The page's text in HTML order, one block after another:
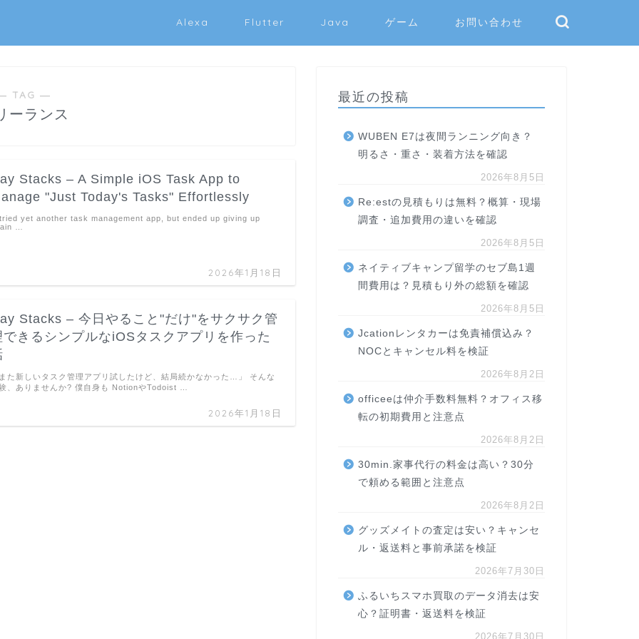
Alexa Flutter Java ゲーム お問い合わせ
TAG ―
ーランス
Stacks – A Simple iOS Task App to
"Just Today's Tasks" Effortlessly
2026年1月18日
yet another task management app, but ended up giving up
…
Stacks – 今日やること"だけ"をサクサク管
できるシンプルなiOSタスクアプリを作った
2026年1月18日
た新しいタスク管理アプリ試したけど、結局続かなかった…」 そんな
、ありませんか? 僕自身も NotionやTodoist …
最近の投稿
WUBEN E7は夜間ランニング向き？
明るさ・重さ・装着方法を確認
2026年8月5日
Re:estの見積もりは無料？概算・現場
調査・追加費用の違いを確認
2026年8月5日
ネイティブキャンプ留学のセブ島1週
間費用は？見積もり外の総額を確認
2026年8月5日
Jcationレンタカーは免責補償込み？
NOCとキャンセル料を検証
2026年8月2日
officeeは仲介手数料無料？オフィス移
転の初期費用と注意点
2026年8月2日
30min.家事代行の料金は高い？30分
で頼める範囲と注意点
2026年8月2日
グッズメイトの査定は安い？キャンセ
ル・返送料と事前承諾を検証
2026年7月30日
ふるいちスマホ買取のデータ消去は安
心？証明書・返送料を検証
2026年7月30日